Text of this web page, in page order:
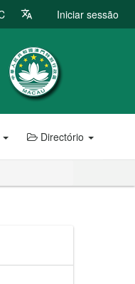
Iniciar sessão
Directório